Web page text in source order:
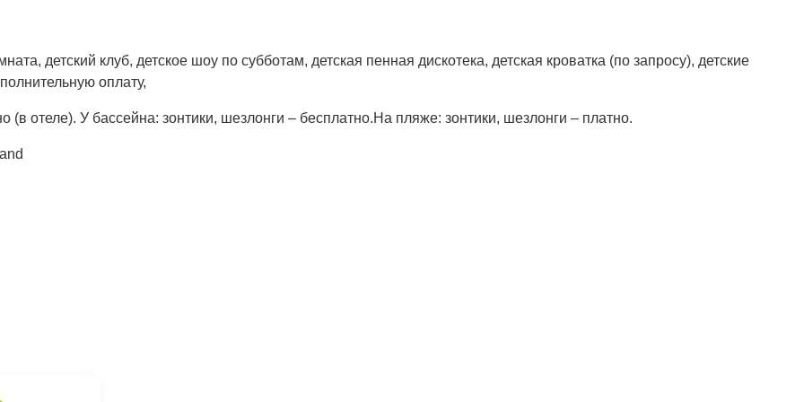
детский клуб, детское шоу по субботам, детская пенная дискотека, детская кроватка (по запросу), детские
оплату,
отеле). У бассейна: зонтики, шезлонги – бесплатно.На пляже: зонтики, шезлонги – платно.